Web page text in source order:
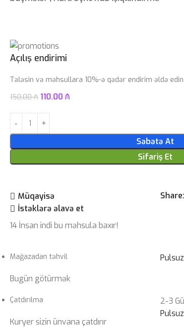
Açılış endirimi
Tələsin və məhsullara 10%-ə qədər endirim əldə edin
150.00₼ 110.00₼
Səbətə At
Sifariş Et
Müqayisə
İstəklərə əlavə et
14 İnsan indi bu məhsula baxır!
Mağazadan təhvil
Bugün götürmək
Pulsuz
Çatdırılma
Kuryer sizin ünvana çatdırır
2-3
Pulsuz